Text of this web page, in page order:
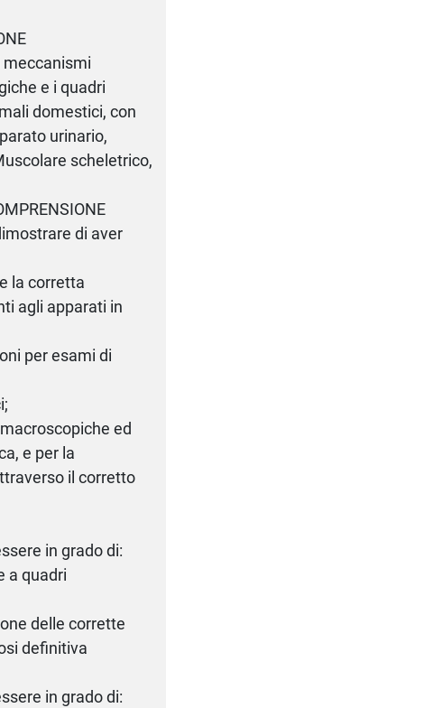
meccanismi
e i quadri
domestici, con
urinario,
scheletrico,
di aver
la corretta
agli apparati in
per esami di
ed
e per la
il corretto
in grado di:
a quadri
delle corrette
definitiva
in grado di: